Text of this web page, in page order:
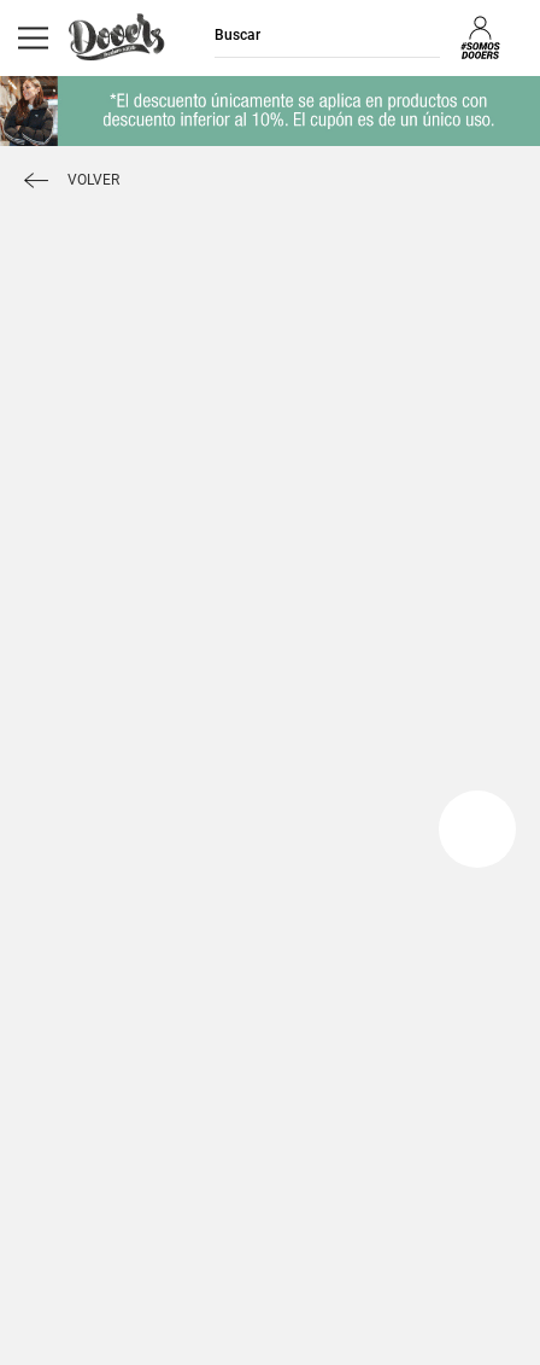
VOLVER